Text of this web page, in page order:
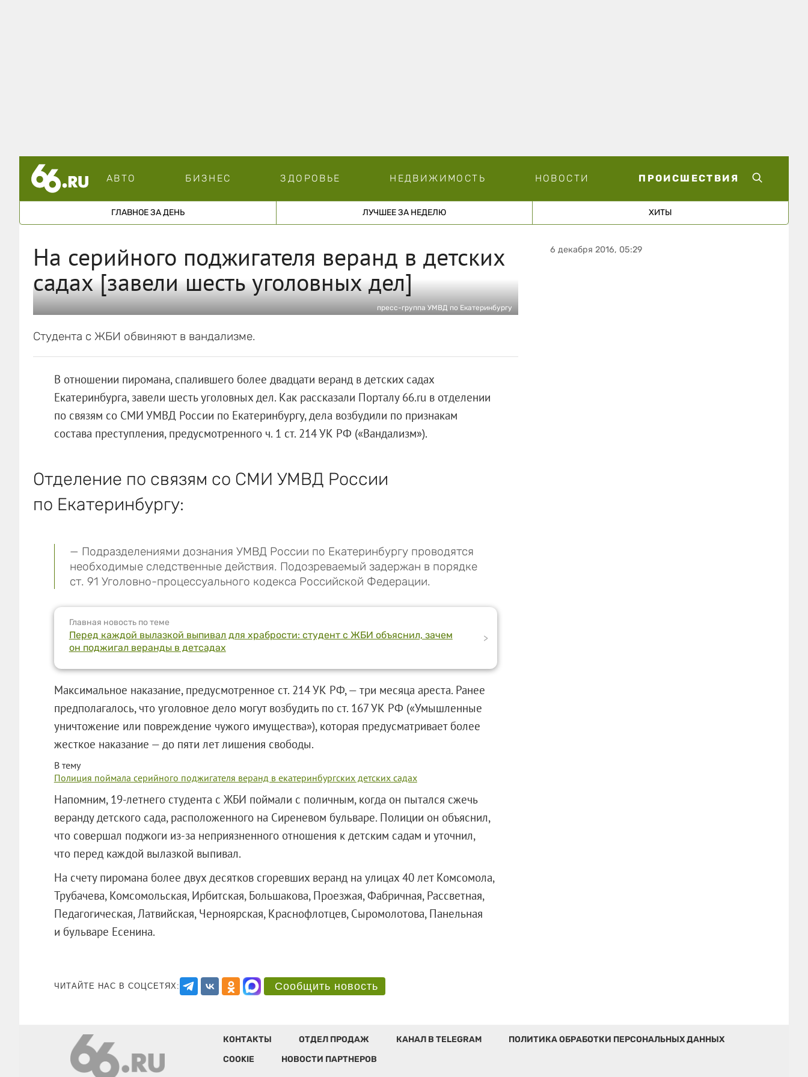
АВТО БИЗНЕС ЗДОРОВЬЕ НЕДВИЖИМОСТЬ НОВОСТИ ПРОИСШЕСТВИЯ
ГЛАВНОЕ ЗА ДЕНЬ ЛУЧШЕЕ ЗА НЕДЕЛЮ ХИТЫ
На серийного поджигателя веранд в детских
садах [завели шесть уголовных дел]
пресс-группа УМВД по Екатеринбургу
Студента с ЖБИ обвиняют в вандализме.
В отношении пиромана, спалившего более двадцати веранд в детских садах
Екатеринбурга, завели шесть уголовных дел. Как рассказали Порталу 66.ru в отделении
по связям со СМИ УМВД России по Екатеринбургу, дела возбудили по признакам
состава преступления, предусмотренного ч. 1 ст. 214 УК РФ («Вандализм»).
Отделение по связям со СМИ УМВД России
по Екатеринбургу:
— Подразделениями дознания УМВД России по Екатеринбургу проводятся
необходимые следственные действия. Подозреваемый задержан в порядке
ст. 91 Уголовно-процессуального кодекса Российской Федерации.
Главная новость по теме
Перед каждой вылазкой выпивал для храбрости: студент с ЖБИ объяснил, зачем
он поджигал веранды в детсадах
>
Максимальное наказание, предусмотренное ст. 214 УК РФ, — три месяца ареста. Ранее
предполагалось, что уголовное дело могут возбудить по ст. 167 УК РФ («Умышленные
уничтожение или повреждение чужого имущества»), которая предусматривает более
жесткое наказание — до пяти лет лишения свободы.
В тему
Полиция поймала серийного поджигателя веранд в екатеринбургских детских садах
Напомним, 19-летнего студента с ЖБИ поймали с поличным, когда он пытался сжечь
веранду детского сада, расположенного на Сиреневом бульваре. Полиции он объяснил,
что совершал поджоги из-за неприязненного отношения к детским садам и уточнил,
что перед каждой вылазкой выпивал.
На счету пиромана более двух десятков сгоревших веранд на улицах 40 лет Комсомола,
Трубачева, Комсомольская, Ирбитская, Большакова, Проезжая, Фабричная, Рассветная,
Педагогическая, Латвийская, Черноярская, Краснофлотцев, Сыромолотова, Панельная
и бульваре Есенина.
ЧИТАЙТЕ НАС В СОЦСЕТЯХ: Сообщить новость
6 декабря 2016, 05:29
КОНТАКТЫ ОТДЕЛ ПРОДАЖ КАНАЛ В TELEGRAM
ПОЛИТИКА ОБРАБОТКИ ПЕРСОНАЛЬНЫХ ДАННЫХ
COOKIE
НОВОСТИ ПАРТНЕРОВ